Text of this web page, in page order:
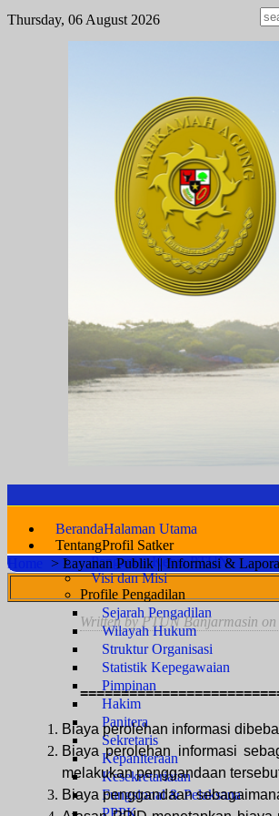
Thursday, 06 August 2026
BerandaHalaman Utama
TentangProfil Satker
Pengantar Ketua PTUN
Visi dan Misi
Profile Pengadilan
Sejarah Pengadilan
Wilayah Hukum
Struktur Organisasi
Statistik Kepegawaian
Pimpinan
Hakim
Panitera
Sekretaris
Kepaniteraan
Kesekretariatan
Fungsional & Pelaksana
PPPK
Home > Layanan Publik || Informasi &
Written by PTUN Banjarmasin on
Biaya perolehan informasi
Biaya perolehan informasi
melakukan penggandaan
Biaya penggandaan